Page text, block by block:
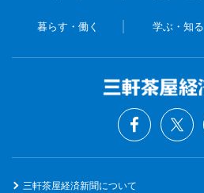
暮らす・働く 学ぶ・知る
三軒茶屋経済新聞について